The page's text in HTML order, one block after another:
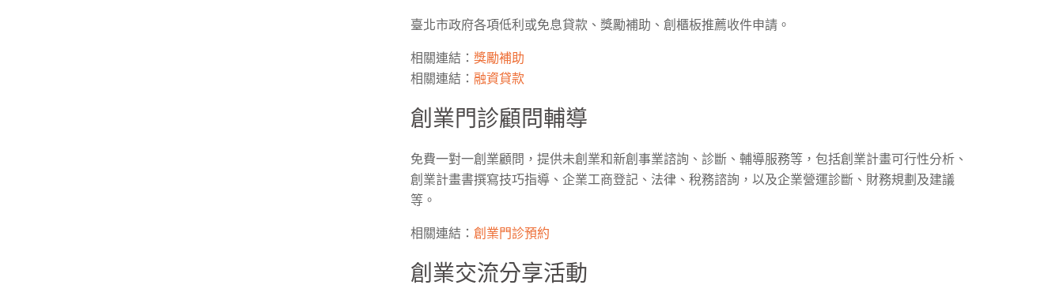
臺北市政府各項低利或免息貸款、獎勵補助、創櫃板推薦收件申請。
相關連結： 獎勵補助
相關連結： 融資貸款
創業門診顧問輔導
免費一對一創業顧問，提供未創業和新創事業諮詢、診斷、輔導服務等，包括創業計畫可行性分析、
創業計畫書撰寫技巧指導、企業工商登記、法律、稅務諮詢，以及企業營運診斷、財務規劃及建議
等。
相關連結： 創業門診預約
創業交流分享活動